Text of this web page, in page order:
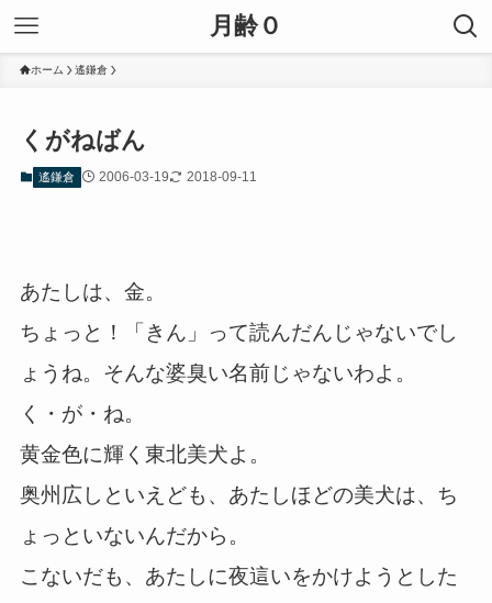
月齢０
ホーム 遙鎌倉
くがねばん
遙鎌倉 2006-03-19 2018-09-11
あたしは、金。
ちょっと！「きん」って読んだんじゃないでし
ょうね。そんな婆臭い名前じゃないわよ。
く・が・ね。
黄金色に輝く東北美犬よ。
奥州広しといえども、あたしほどの美犬は、ち
ょっといないんだから。
こないだも、あたしに夜這いをかけようとした